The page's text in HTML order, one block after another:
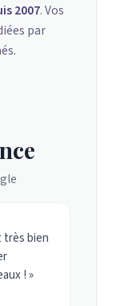
2007. Vos
par
très bien
! »